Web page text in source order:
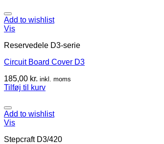
Add to wishlist
Vis
Reservedele D3-serie
Circuit Board Cover D3
185,00 kr. inkl. moms
Tilføj til kurv
Add to wishlist
Vis
Stepcraft D3/420